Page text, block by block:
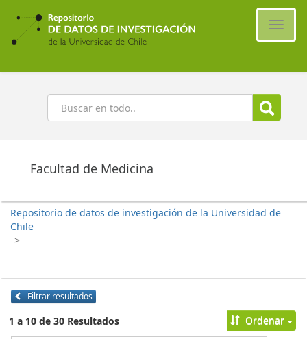
Ir
contenido
principal
Buscar
Facultad de Medicina
Repositorio de datos de investigación de la Universidad de
Chile
>
Filtrar resultados
1 a 10 de 30 Resultados Ordenar